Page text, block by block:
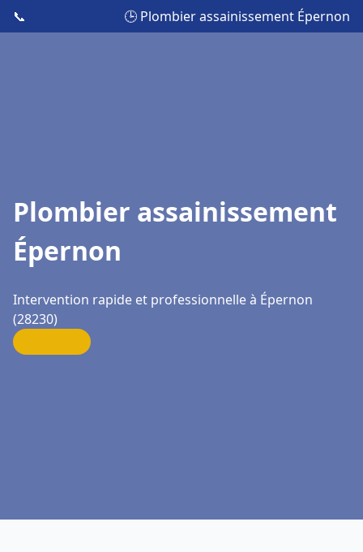
📞 🕒 Plombier assainissement Épernon
Plombier assainissement
Épernon
Intervention rapide et professionnelle à Épernon
(28230)